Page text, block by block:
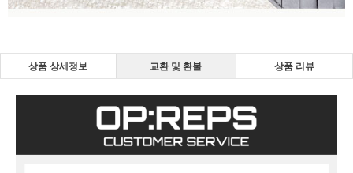
상품 상세정보 교환 및 환불 상품 리뷰